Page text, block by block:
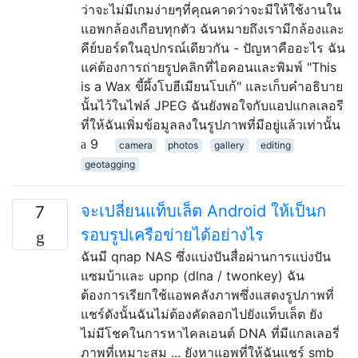
ว่าจะไม่มีเกมง่ายๆที่คุณคาดว่าจะมีให้ใช้งานใน
แอพกล้องเกือบทุกตัว ฉันหมายถึงเรามีกล้องและ
คีย์บอร์ดในอุปกรณ์เดียวกัน - ปัญหาคืออะไร ฉัน
แค่ต้องการถ่ายรูปคลิกที่ไอคอนและพิมพ์ "This
is a Wax ขี้ผึ้งโบฮีเมียนโบเก้" และเก็บคำอธิบาย
นั้นไว้ในไฟล์ JPEG ฉันยังพอใจกับแอปแกลเลอรี
ที่ให้ฉันเพิ่มข้อมูลลงในรูปภาพที่มีอยู่แล้วเท่านั้น
9
camera photos gallery
editing
geotagging
7
จะเปลี่ยนแท็บเล็ต Android ให้เป็นก
รอบรูปเครือข่ายได้อย่างไร
ฉันมี qnap NAS ซึ่งแบ่งปันสื่อผ่านการแบ่งปัน
แซมบ้าและ upnp (dlna / twonkey) ฉัน
ต้องการเรียกใช้แอพคลังภาพซึ่งแสดงรูปภาพที่
แชร์ดังนั้นฉันไม่ต้องคัดลอกไปยังแท็บเล็ต ยัง
ไม่มีโชคในการหาไคลเอนต์ DNA ที่มีแกลเลอรี่
ภาพที่เหมาะสม ... ยังหาแอพที่ให้ฉันแชร์ smb